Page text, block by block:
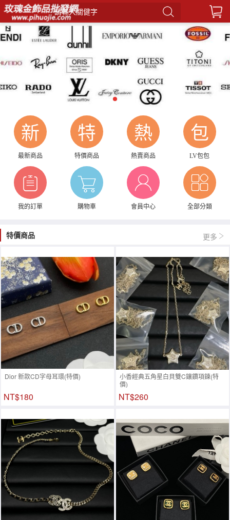
請輸入關健字
1
新
最新商品
特
特價商品
熱
熱賣商品
包
LV包包
我的訂單 購物車 會員中心 全部分類
特價商品 更多
Dior 新款CD字母耳環(特價)
NT$180
小香經典五角星白貝雙C鑲鑽項鍊(特
價)
NT$260